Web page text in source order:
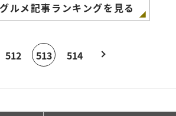
ルメ記事ランキングを見る
512 513 514